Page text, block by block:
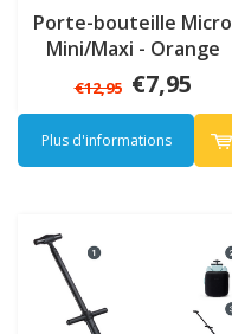
Porte-bouteille Micro
Mini/Maxi - Orange
€12,95 €7,95
Plus d'informations